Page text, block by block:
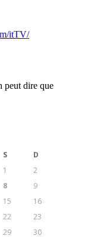
S
D
1
2
8
9
15
16
22
23
29
30